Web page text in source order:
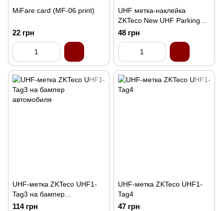
MiFare card (MF-06 print)
22 грн
UHF метка-наклейка
ZKTeco New UHF Parking
Tag для автомобиля
48 грн
UHF-метка ZKTeco UHF1-
Tag3 на бампер
автомобиля
114 грн
UHF-метка ZKTeco UHF1-
Tag4
47 грн